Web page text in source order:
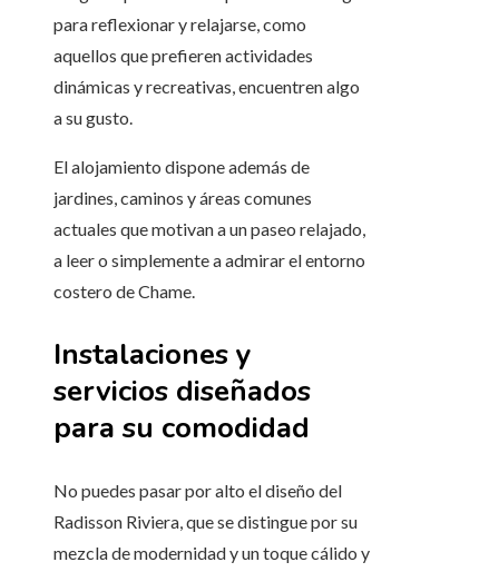
para reflexionar y relajarse, como
aquellos que prefieren actividades
dinámicas y recreativas, encuentren algo
a su gusto.
El alojamiento dispone además de
jardines, caminos y áreas comunes
actuales que motivan a un paseo relajado,
a leer o simplemente a admirar el entorno
costero de Chame.
Instalaciones y
servicios diseñados
para su comodidad
No puedes pasar por alto el diseño del
Radisson Riviera, que se distingue por su
mezcla de modernidad y un toque cálido y